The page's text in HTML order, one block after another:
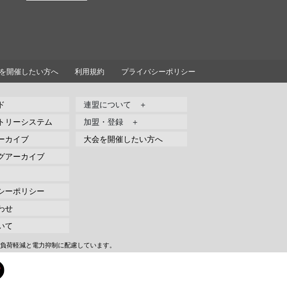
開催したい方へ 利用規約 プライバシーポリシー
リーシステム
カイブ
アーカイブ
ーポリシー
せ
て
連盟について ＋
加盟・登録 ＋
大会を開催したい方へ
軽減と電力抑制に配慮しています。